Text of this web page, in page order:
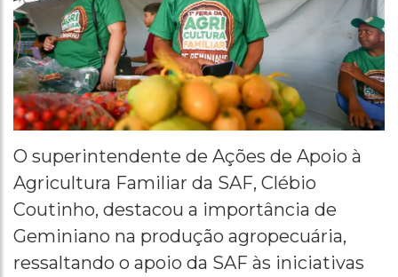
O superintendente de Ações de Apoio à
Agricultura Familiar da SAF, Clébio
Coutinho, destacou a importância de
Geminiano na produção agropecuária,
ressaltando o apoio da SAF às iniciativas